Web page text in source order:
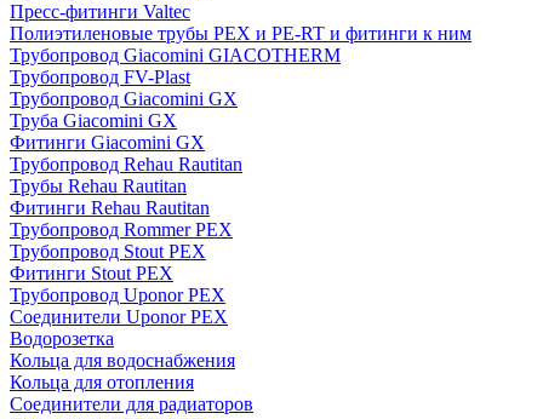
Пресс-фитинги Valtec
Полиэтиленовые трубы PEX и PE-RT и фитинги к ним
Трубопровод Giacomini GIACOTHERM
Трубопровод FV-Plast
Трубопровод Giacomini GX
Труба Giacomini GX
Фитинги Giacomini GX
Трубопровод Rehau Rautitan
Трубы Rehau Rautitan
Фитинги Rehau Rautitan
Трубопровод Rommer PEX
Трубопровод Stout PEX
Фитинги Stout PEX
Трубопровод Uponor PEX
Соединители Uponor PEX
Водорозетка
Кольца для водоснабжения
Кольца для отопления
Соединители для радиаторов